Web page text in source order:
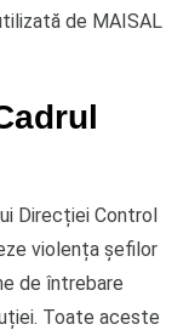
de MAISAL
Direcției Control
violența șefilor
de întrebare
Toate aceste